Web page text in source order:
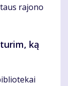
rajono
ką